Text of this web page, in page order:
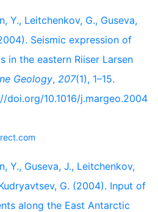
Y., Leitchenkov, G., Guseva,
Seismic expression of
in the eastern Riiser Larsen
Geology, 207(1), 1–15.
10.1016/j.margeo.2004
Y., Guseva, J., Leitchenkov,
G. (2004). Input of
along the East Antarctic